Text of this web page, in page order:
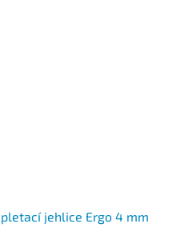
pletací jehlice Ergo 4 mm